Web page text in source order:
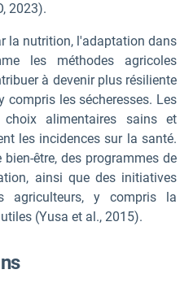
2023).
la nutrition, l'adaptation dans
les méthodes agricoles
à devenir plus résiliente
compris les sécheresses. Les
alimentaires sains et
les incidences sur la santé.
être, des programmes de
ainsi que des initiatives
agriculteurs, y compris la
(Yusa et al., 2015).